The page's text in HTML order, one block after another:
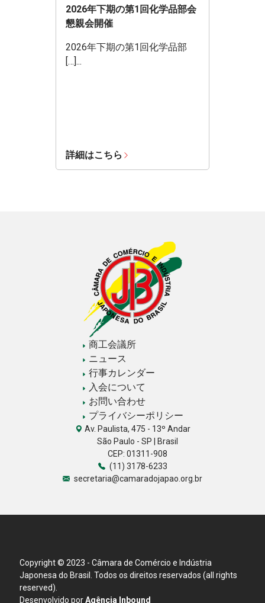
2026年下期の第1回化学品部会
懇親会開催
2026年下期の第1回化学品部
[…]...
詳細はこちら
商工会議所
ニュース
行事カレンダー
入会について
お問い合わせ
プライバシーポリシー
Av. Paulista, 475 - 13º Andar
São Paulo - SP | Brasil
CEP: 01311-908
(11) 3178-6233
secretaria@camaradojapao.org.br
Copyright © 2023 - Câmara de Comércio e Indústria
Japonesa do Brasil. Todos os direitos reservados (all rights
reserved).
Desenvolvido porAgência Inbound